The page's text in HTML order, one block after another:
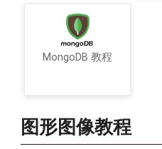
MongoDB 教程
图形图像教程